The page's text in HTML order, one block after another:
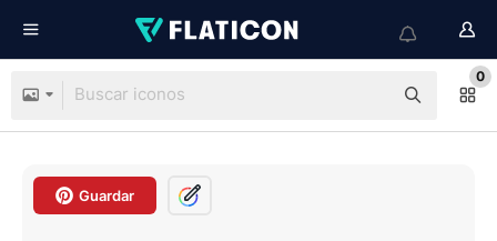
0
Guardar